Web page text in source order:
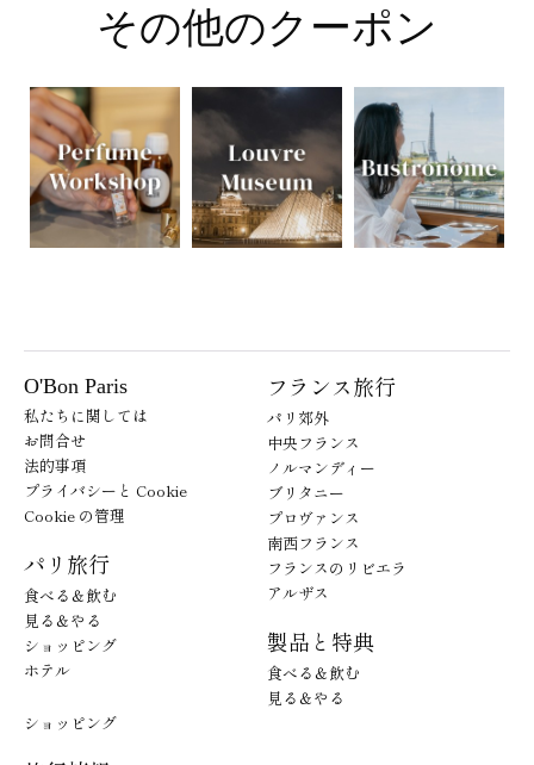
その他のクーポン
O'Bon Paris
私たちに関しては
お問合せ
法的事項
プライバシーと Cookie
Cookie の管理
パリ旅行
食べる＆飲む
見る＆やる
ショッピング
ホテル
フランス旅行
パリ郊外
中央フランス
ノルマンディー
ブリタニー
プロヴァンス
南西フランス
フランスのリビエラ
アルザス
製品と特典
食べる＆飲む
見る＆やる
ショッピング